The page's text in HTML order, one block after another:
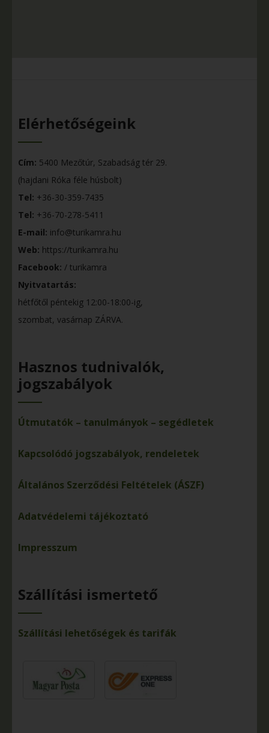
Elérhetőségeink
Cím: 5400 Mezőtúr, Szabadság tér 29.
(hajdani Róka féle húsbolt)
Tel: +36-30-359-7435
Tel: +36-70-278-5411
E-mail: info@turikamra.hu
Web: https://turikamra.hu
Facebook: / turikamra
Nyitvatartás:
hétfőtől péntekig 12:00-18:00-ig,
szombat, vasárnap ZÁRVA.
Hasznos tudnivalók,
jogszabályok
Útmutatók – tanulmányok – segédletek
Kapcsolódó jogszabályok, rendeletek
Általános Szerződési Feltételek (ÁSZF)
Adatvédelemi tájékoztató
Impresszum
Szállítási ismertető
Szállítási lehetőségek és tarifák